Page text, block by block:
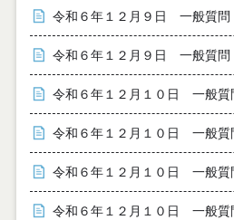
令和６年１２月９日 一般質問
令和６年１２月９日 一般質問
令和６年１２月１０日 一般質
令和６年１２月１０日 一般質
令和６年１２月１０日 一般質
令和６年１２月１０日 一般質